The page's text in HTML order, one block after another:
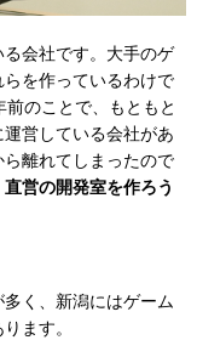
る会社です。大手のゲ
を作っているわけで
のことで、もともと
営している会社があ
離れてしまったので
営の開発室を作ろう
く、新潟にはゲーム
ます。